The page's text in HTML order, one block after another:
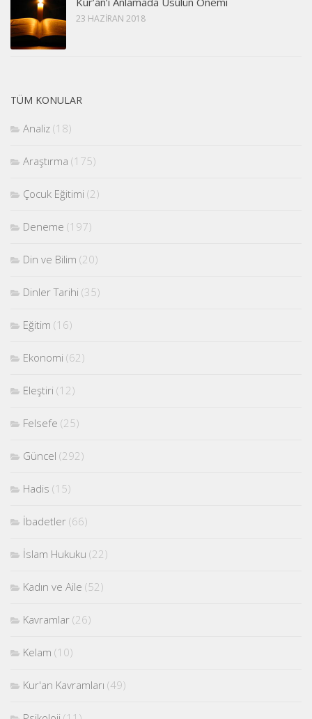
23 HAZIRAN 2018
TÜM KONULAR
Analiz (18)
Araştırma (175)
Çocuk Eğitimi (2)
Deneme (197)
Din ve Bilim (20)
Dinler Tarihi (35)
Eğitim (16)
Ekonomi (62)
Eleştiri (12)
Felsefe (25)
Güncel (292)
Hadis (15)
İbadetler (66)
İslam Hukuku (22)
Kadın ve Aile (52)
Kavramlar (26)
Kelam (10)
Kur'an Kavramları (49)